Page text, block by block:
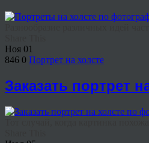
Ноя 01
846 0 Портрет на холсте
Заказать портрет